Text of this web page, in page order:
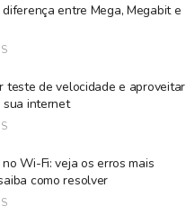
entre Mega, Megabit e
teste de velocidade e aproveitar
sua internet
Wi-Fi: veja os erros mais
como resolver